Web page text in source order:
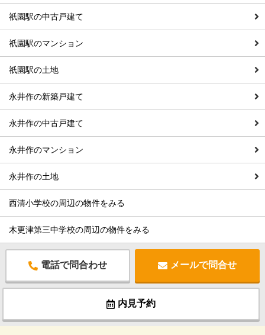
祇園駅の中古戸建て
祇園駅のマンション
祇園駅の土地
永井作の新築戸建て
永井作の中古戸建て
永井作のマンション
永井作の土地
西清小学校の周辺の物件をみる
木更津第三中学校の周辺の物件をみる
電話で問合わせ メールで問合せ
内見予約